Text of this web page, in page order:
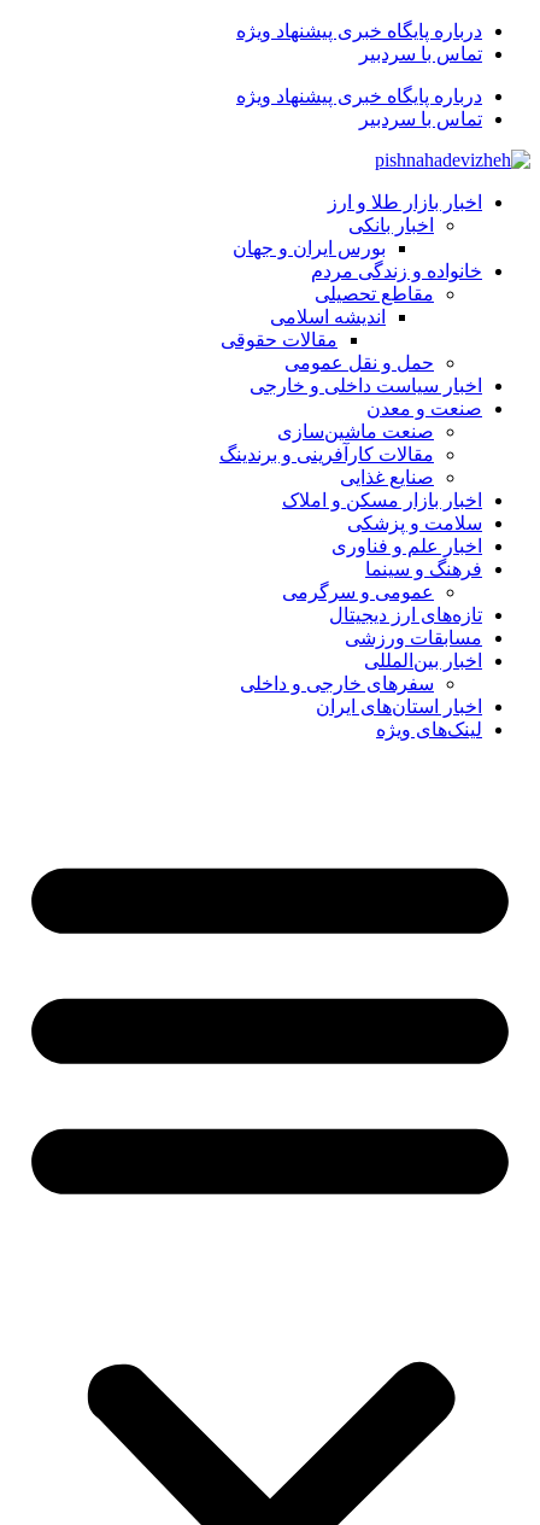
درباره پایگاه خبری پیشنهاد ویژه
تماس با سردبیر
درباره پایگاه خبری پیشنهاد ویژه
تماس با سردبیر
اخبار بازار طلا و ارز
اخبار بانکی
بورس ایران و جهان
خانواده و زندگی مردم
مقاطع تحصیلی
اندیشه اسلامی
مقالات حقوقی
حمل و نقل عمومی
اخبار سیاست داخلی و خارجی
صنعت و معدن
صنعت ماشین‌سازی
مقالات کارآفرینی و برندینگ
صنایع غذایی
اخبار بازار مسکن و املاک
سلامت و پزشکی
اخبار علم و فناوری
فرهنگ و سینما
عمومی و سرگرمی
تازه‌های ارز دیجیتال
مسابقات ورزشی
اخبار بین‌المللی
سفرهای خارجی و داخلی
اخبار استان‌های ایران
لینک‌های ویژه